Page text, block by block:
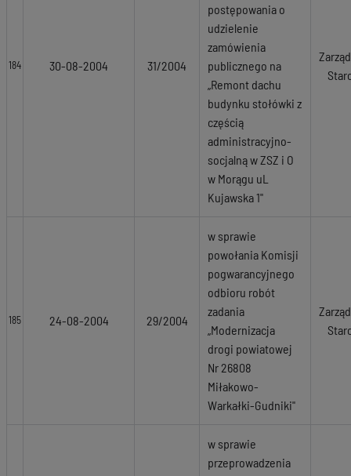
184 30-08-2004 31/2004
postępowania o
udzielenie
zamówienia
publicznego na
„Remont dachu
budynku stołówki z
częścią
administracyjno-
socjalną w ZSZ i O
w Morągu uL
Kujawska 1"
185 24-08-2004 29/2004
w sprawie
powołania Komisji
pogwarancyjnego
odbioru robót
zadania
„Modernizacja
drogi powiatowej
Nr 26808
Miłakowo-
Warkałki-Gudniki"
w sprawie
przeprowadzenia